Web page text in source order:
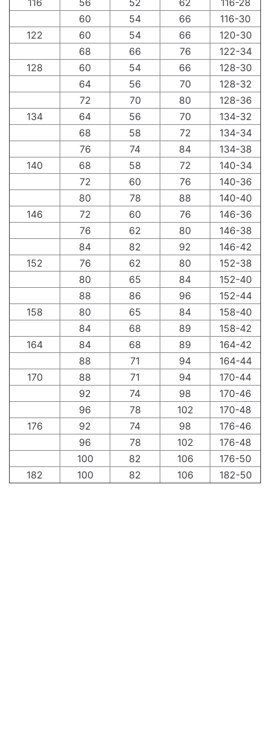
116
56 52 62
116-28
60
54 66
116-30
122
60 54 66
120-30
68
66 76
122-34
128
60 54 66
128-30
64
56 70
128-32
72
70 80
128-36
134
64 56 70
134-32
68
58 72
134-34
76
74 84
134-38
140
68 58 72
140-34
72
60 76
140-36
80
78 88
140-40
146
72 60 76
146-36
76
62 80
146-38
84
82 92
146-42
152
76 62 80
152-38
80
65 84
152-40
88
86 96
152-44
158
80 65 84
158-40
84
68 89
158-42
164
84 68 89
164-42
88
71 94
164-44
170
88 71 94
170-44
92
74 98
170-46
96
78 102
170-48
176
92 74 98
176-46
96
78 102
176-48
100
82 106
176-50
182
100 82 106 182-50